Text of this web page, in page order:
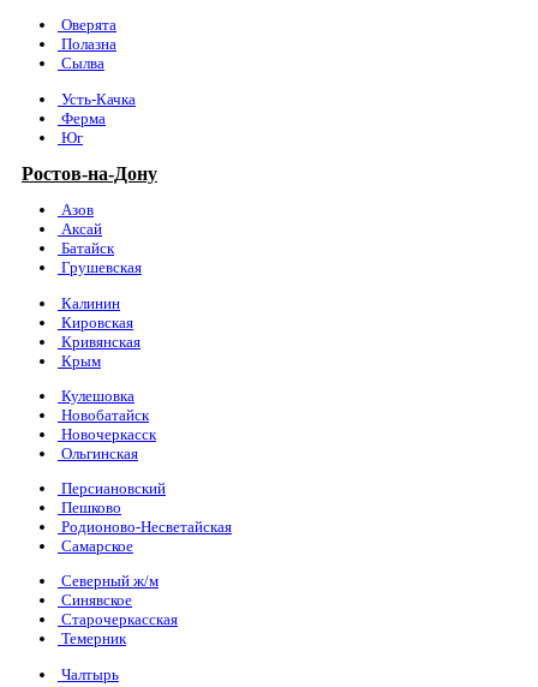
Оверята
Полазна
Сылва
Усть-Качка
Ферма
Юг
Ростов-на-Дону
Азов
Аксай
Батайск
Грушевская
Калинин
Кировская
Кривянская
Крым
Кулешовка
Новобатайск
Новочеркасск
Ольгинская
Персиановский
Пешково
Родионово-Несветайская
Самарское
Северный ж/м
Синявское
Старочеркасская
Темерник
Чалтырь